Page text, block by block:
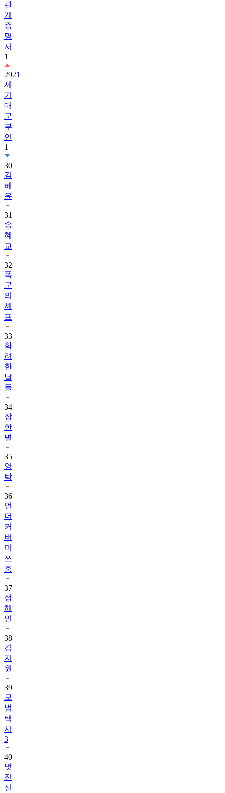
관
계
증
명
서
1
2921
세
기
대
군
부
인
1
30
김
혜
윤
31
송
혜
교
32
폭
군
의
셰
프
33
화
려
한
날
들
34
장
한
별
35
영
탁
36
언
더
커
버
미
쓰
홍
37
정
해
인
38
김
지
원
39
모
범
택
시
3
40
멋
진
신